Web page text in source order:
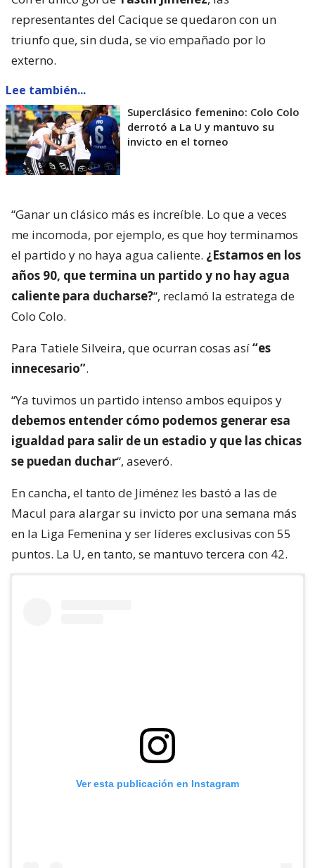
representantes del Cacique se quedaron con un
triunfo que, sin duda, se vio empañado por lo
externo.
Lee también...
Superclásico femenino: Colo Colo
derrotó a La U y mantuvo su
invicto en el torneo
“Ganar un clásico más es increíble. Lo que a veces
me incomoda, por ejemplo, es que hoy terminamos
el partido y no haya agua caliente. ¿Estamos en los
años 90, que termina un partido y no hay agua
caliente para ducharse?“, reclamó la estratega de
Colo Colo.
Para Tatiele Silveira, que ocurran cosas así“es
innecesario”.
“Ya tuvimos un partido intenso ambos equipos y
debemos entender cómo podemos generar esa
igualdad para salir de un estadio y que las chicas
se puedan duchar“, aseveró.
En cancha, el tanto de Jiménez les bastó a las de
Macul para alargar su invicto por una semana más
en la Liga Femenina y ser líderes exclusivas con 55
puntos. La U, en tanto, se mantuvo tercera con 42.
Ver esta publicación en Instagram